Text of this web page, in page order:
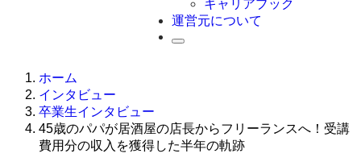
キャリアブック
運営元について
ホーム
インタビュー
卒業生インタビュー
45歳のパパが居酒屋の店長からフリーランスへ！受講
費用分の収入を獲得した半年の軌跡